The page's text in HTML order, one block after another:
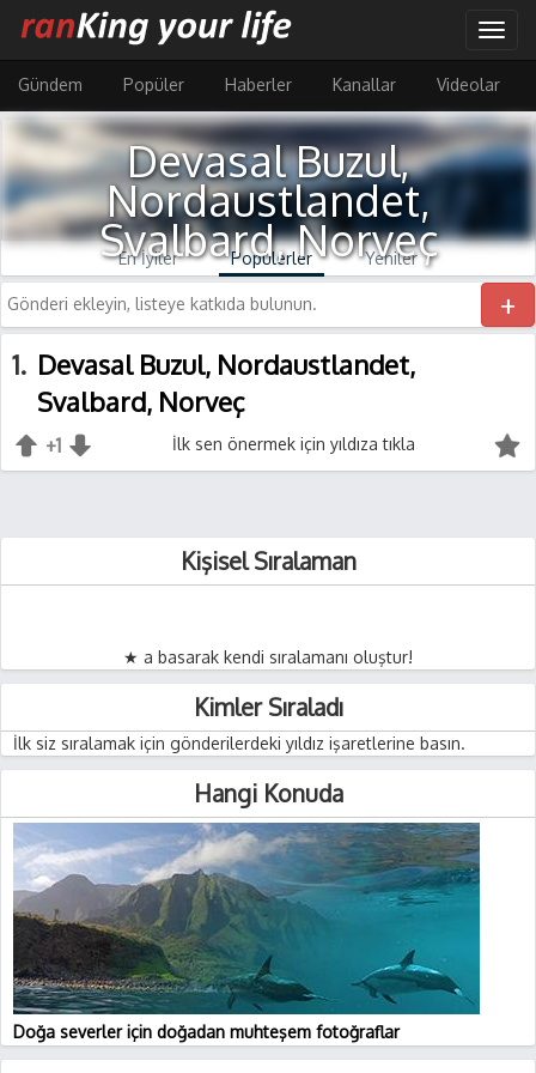
içeriğe
atla
Gündem
Popüler Haberler Kanallar Videolar
Devasal Buzul,
Nordaustlandet,
Svalbard, Norveç
En İyiler Popülerler Yeniler
+
1
Devasal Buzul, Nordaustlandet,
Svalbard, Norveç
+1 -1
İlk sen önermek için yıldıza tıkla
Kişisel Sıralaman
★ a basarak kendi sıralamanı oluştur!
Kimler Sıraladı
İlk siz sıralamak için gönderilerdeki yıldız işaretlerine basın.
Hangi Konuda
Doğa severler için doğadan muhteşem fotoğraflar